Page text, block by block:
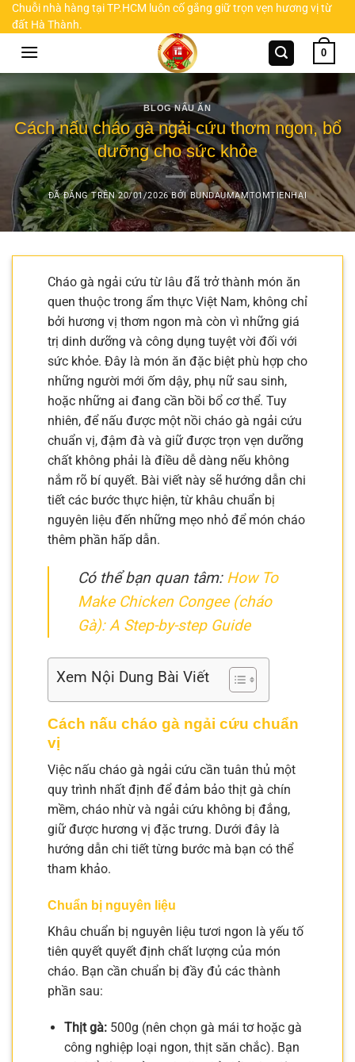
Chuyển
đến
Chuỗi nhà hàng tại TP.HCM luôn cố gắng giữ trọn vẹn hương vị từ
đất Hà Thành.
0
BLOG NẤU ĂN
Cách nấu cháo gà ngải cứu thơm ngon, bổ
dưỡng cho sức khỏe
ĐÃ ĐĂNG TRÊN20/01/2026 BỞI BUNDAUMAMTOMTIENHAI
Cháo gà ngải cứu từ lâu đã trở thành món ăn
quen thuộc trong ẩm thực Việt Nam, không chỉ
bởi hương vị thơm ngon mà còn vì những giá
trị dinh dưỡng và công dụng tuyệt vời đối với
sức khỏe. Đây là món ăn đặc biệt phù hợp cho
những người mới ốm dậy, phụ nữ sau sinh,
hoặc những ai đang cần bồi bổ cơ thể. Tuy
nhiên, để nấu được một nồi cháo gà ngải cứu
chuẩn vị, đậm đà và giữ được trọn vẹn dưỡng
chất không phải là điều dễ dàng nếu không
nắm rõ bí quyết. Bài viết này sẽ hướng dẫn chi
tiết các bước thực hiện, từ khâu chuẩn bị
nguyên liệu đến những mẹo nhỏ để món cháo
thêm phần hấp dẫn.
Có thể bạn quan tâm: How To
Make Chicken Congee (cháo
Gà): A Step-by-step Guide
Xem Nội Dung Bài Viết
Cách nấu cháo gà ngải cứu chuẩn
vị
Việc nấu cháo gà ngải cứu cần tuân thủ một
quy trình nhất định để đảm bảo thịt gà chín
mềm, cháo nhừ và ngải cứu không bị đắng,
giữ được hương vị đặc trưng. Dưới đây là
hướng dẫn chi tiết từng bước mà bạn có thể
tham khảo.
Chuẩn bị nguyên liệu
Khâu chuẩn bị nguyên liệu tươi ngon là yếu tố
tiên quyết quyết định chất lượng của món
cháo. Bạn cần chuẩn bị đầy đủ các thành
phần sau:
Thịt gà:500g (nên chọn gà mái tơ hoặc gà
công nghiệp loại ngon, thịt săn chắc). Bạn